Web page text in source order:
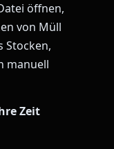
öffnen,
von Müll
Stocken,
manuell
Zeit